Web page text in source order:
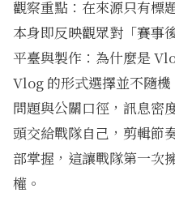
觀察重點：在來源只有標
本身即反映觀眾對「賽事
平臺與製作：為什麼是
Vlog 的形式選擇並不隨
問題與公關口徑，訊息密
頭交給戰隊自己，剪輯節
部掌握，這讓戰隊第一次
權。